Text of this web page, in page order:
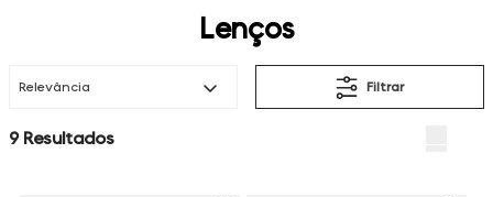
Lenços
Relevância Filtrar
9